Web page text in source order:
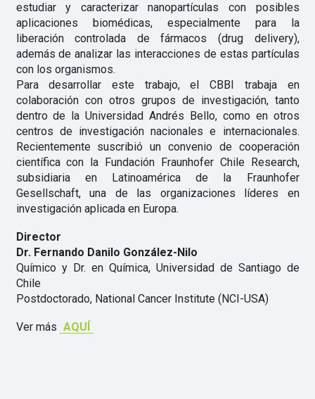
estudiar y caracterizar nanopartículas con posibles
aplicaciones biomédicas, especialmente para la
liberación controlada de fármacos (drug delivery),
además de analizar las interacciones de estas partículas
con los organismos.
Para desarrollar este trabajo, el CBBI trabaja en
colaboración con otros grupos de investigación, tanto
dentro de la Universidad Andrés Bello, como en otros
centros de investigación nacionales e internacionales.
Recientemente suscribió un convenio de cooperación
científica con la Fundación Fraunhofer Chile Research,
subsidiaria en Latinoamérica de la Fraunhofer
Gesellschaft, una de las organizaciones líderes en
investigación aplicada en Europa.
Director
Dr. Fernando Danilo González-Nilo
Químico y Dr. en Química, Universidad de Santiago de
Chile
Postdoctorado, National Cancer Institute (NCI-USA)
Ver más AQUÍ